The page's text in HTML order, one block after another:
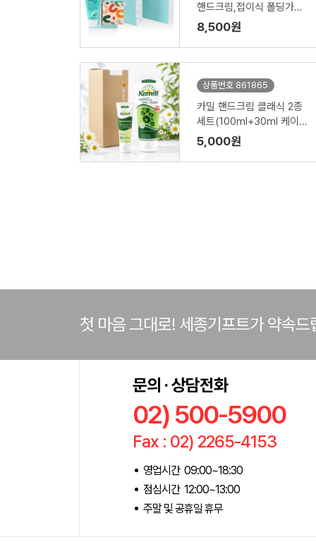
핸드크림,접이식 폴딩가방
세트
8,500원
상품번호 861865
카밀 핸드크림 클래식 2종
세트(100ml+30ml 케이스
포함)
5,000원
첫 마음 그대로! 세종기프트가 약속드
문의 · 상담전화
02) 500-5900
Fax : 02) 2265-4153
영업시간 09:00~18:30
점심시간 12:00~13:00
주말 및 공휴일 휴무